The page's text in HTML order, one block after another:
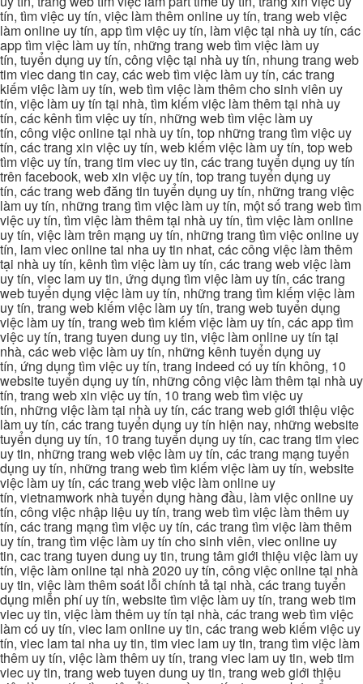
tín, tìm việc uy tín, việc làm thêm online uy tín, trang web việc
làm online uy tín, app tìm việc uy tín, làm việc tại nhà uy tín, các
app tìm việc làm uy tín, những trang web tìm việc làm uy
tín, tuyển dụng uy tín, công việc tại nhà uy tín, nhung trang web
tim viec dang tin cay, các web tìm việc làm uy tín, các trang
kiếm việc làm uy tín, web tìm việc làm thêm cho sinh viên uy
tín, việc làm uy tín tại nhà, tìm kiếm việc làm thêm tại nhà uy
tín, các kênh tìm việc uy tín, những web tìm việc làm uy
tín, công việc online tại nhà uy tín, top những trang tìm việc uy
tín, các trang xin việc uy tín, web kiếm việc làm uy tín, top web
tìm việc uy tín, trang tim viec uy tin, các trang tuyển dụng uy tín
trên facebook, web xin việc uy tín, top trang tuyển dụng uy
tín, các trang web đăng tin tuyển dụng uy tín, những trang việc
làm uy tín, những trang tìm việc làm uy tín, một số trang web tìm
việc uy tín, tìm việc làm thêm tại nhà uy tín, tìm việc làm online
uy tín, việc làm trên mạng uy tín, những trang tìm việc online uy
tín, lam viec online tai nha uy tin nhat, các công việc làm thêm
tại nhà uy tín, kênh tìm việc làm uy tín, các trang web việc làm
uy tín, viec lam uy tin, ứng dụng tìm việc làm uy tín, các trang
web tuyển dụng việc làm uy tín, những trang tìm kiếm việc làm
uy tín, trang web kiếm việc làm uy tín, trang web tuyển dụng
việc làm uy tín, trang web tìm kiếm việc làm uy tín, các app tìm
việc uy tín, trang tuyen dung uy tin, việc làm online uy tín tại
nhà, các web việc làm uy tín, những kênh tuyển dụng uy
tín, ứng dụng tìm việc uy tín, trang indeed có uy tín không, 10
website tuyển dụng uy tín, những công việc làm thêm tại nhà uy
tín, trang web xin việc uy tín, 10 trang web tìm việc uy
tín, những việc làm tại nhà uy tín, các trang web giới thiệu việc
làm uy tín, các trang tuyển dụng uy tín hiện nay, những website
tuyển dụng uy tín, 10 trang tuyển dụng uy tín, cac trang tim viec
uy tin, những trang web việc làm uy tín, các trang mạng tuyển
dụng uy tín, những trang web tìm kiếm việc làm uy tín, website
việc làm uy tín, các trang web việc làm online uy
tín, vietnamwork nhà tuyển dụng hàng đầu, làm việc online uy
tín, công việc nhập liệu uy tín, trang web tìm việc làm thêm uy
tín, các trang mạng tìm việc uy tín, các trang tìm việc làm thêm
uy tín, trang tìm việc làm uy tín cho sinh viên, viec online uy
tin, cac trang tuyen dung uy tin, trung tâm giới thiệu việc làm uy
tín, việc làm online tại nhà 2020 uy tín, công việc online tại nhà
uy tin, việc làm thêm soát lỗi chính tả tại nhà, các trang tuyển
dụng miễn phí uy tín, website tìm việc làm uy tín, trang web tim
viec uy tin, việc làm thêm uy tín tại nhà, các trang web tìm việc
làm có uy tín, viec lam online uy tin, các trang web kiếm việc uy
tín, viec lam tai nha uy tin, tim viec lam uy tin, trang tìm việc làm
thêm uy tín, việc làm thêm uy tín, trang viec lam uy tin, web tim
viec uy tin, trang web tuyen dung uy tin, trang web giới thiệu